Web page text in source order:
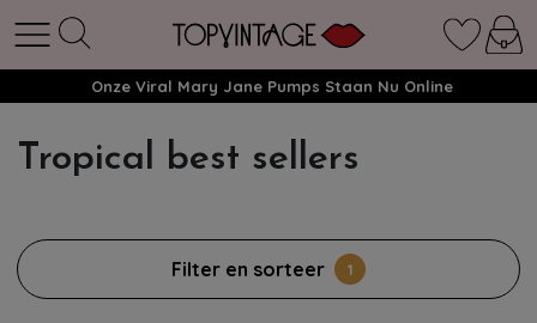
Onze Viral Mary Jane Pumps Staan Nu Online
Tropical best sellers
Filter en sorteer 1